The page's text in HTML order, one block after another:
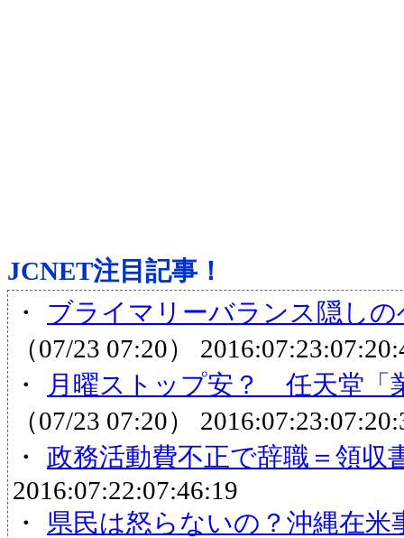
JCNET注目記事！
・
ブライマリーバランス隠し
（07/23 07:20）
・
月曜ストップ安？ 任天堂「
（07/23 07:20）
・ 政務活動費不正で辞職＝領収
2016:07:22:07:46:19
・
県民は怒らないの？沖縄在米